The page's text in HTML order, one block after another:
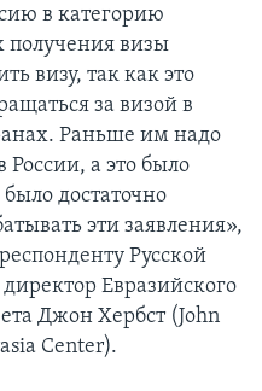
в категорию
получения визы
визу, так как это
за визой в
Раньше им надо
России, а это было
достаточно
эти заявления»,
Русской
Евразийского
Джон Хербст (John
Center).